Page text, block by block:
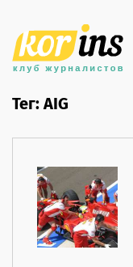
Тег: AIG